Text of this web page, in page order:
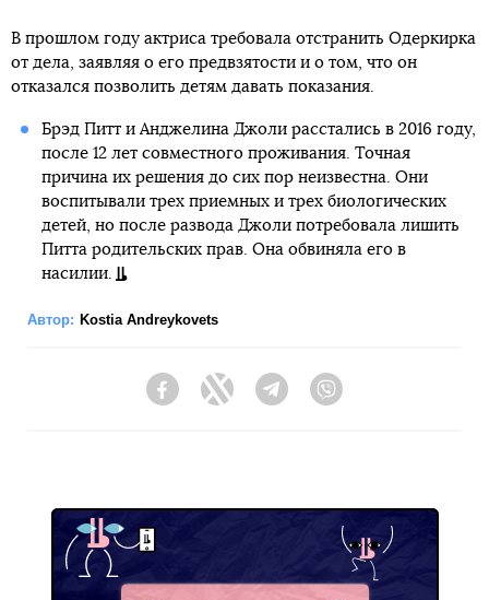
В прошлом году актриса требовала отстранить Одеркирка
от дела, заявляя о его предвзятости и о том, что он
отказался позволить детям давать показания.
Брэд Питт и Анджелина Джоли расстались в 2016 году,
после 12 лет совместного проживания. Точная
причина их решения до сих пор неизвестна. Они
воспитывали трех приемных и трех биологических
детей, но после развода Джоли потребовала лишить
Питта родительских прав. Она обвиняла его в
насилии.
Автор: Kostia Andreykovets
FacebookTwitter Telegram